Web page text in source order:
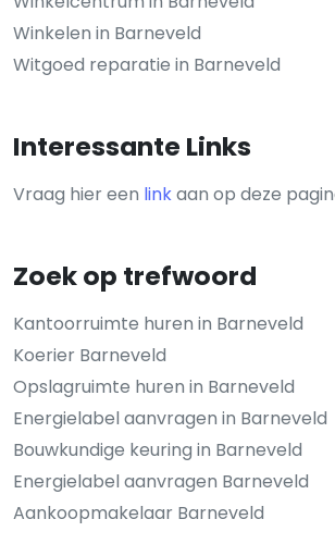
Winkelen in Barneveld
Witgoed reparatie in Barneveld
Interessante Links
Vraag hier een linkaan op deze
Zoek op trefwoord
Kantoorruimte huren in Barneveld
Koerier Barneveld
Opslagruimte huren in Barneveld
Energielabel aanvragen in Barneveld
Bouwkundige keuring in Barneveld
Energielabel aanvragen Barneveld
Aankoopmakelaar Barneveld